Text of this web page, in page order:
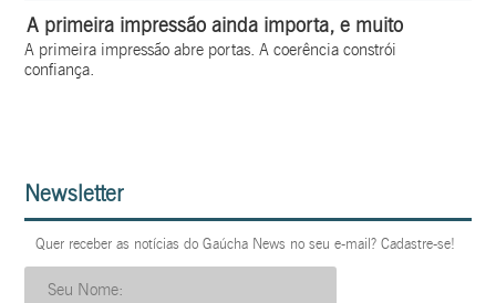
A primeira impressão ainda importa, e muito
A primeira impressão abre portas. A coerência constrói
confiança.
Newsletter
Quer receber as notícias do Gaúcha News no seu e-mail? Cadastre-se!